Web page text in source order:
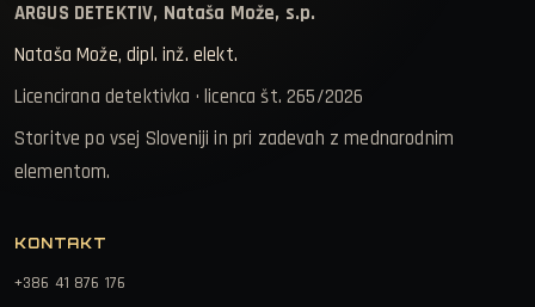
ARGUS DETEKTIV, Nataša Može, s.p.
Nataša Može, dipl. inž. elekt.
Licencirana detektivka · licenca št. 265/2026
Storitve po vsej Sloveniji in pri zadevah z mednarodnim
elementom.
KONTAKT
+386 41 876 176